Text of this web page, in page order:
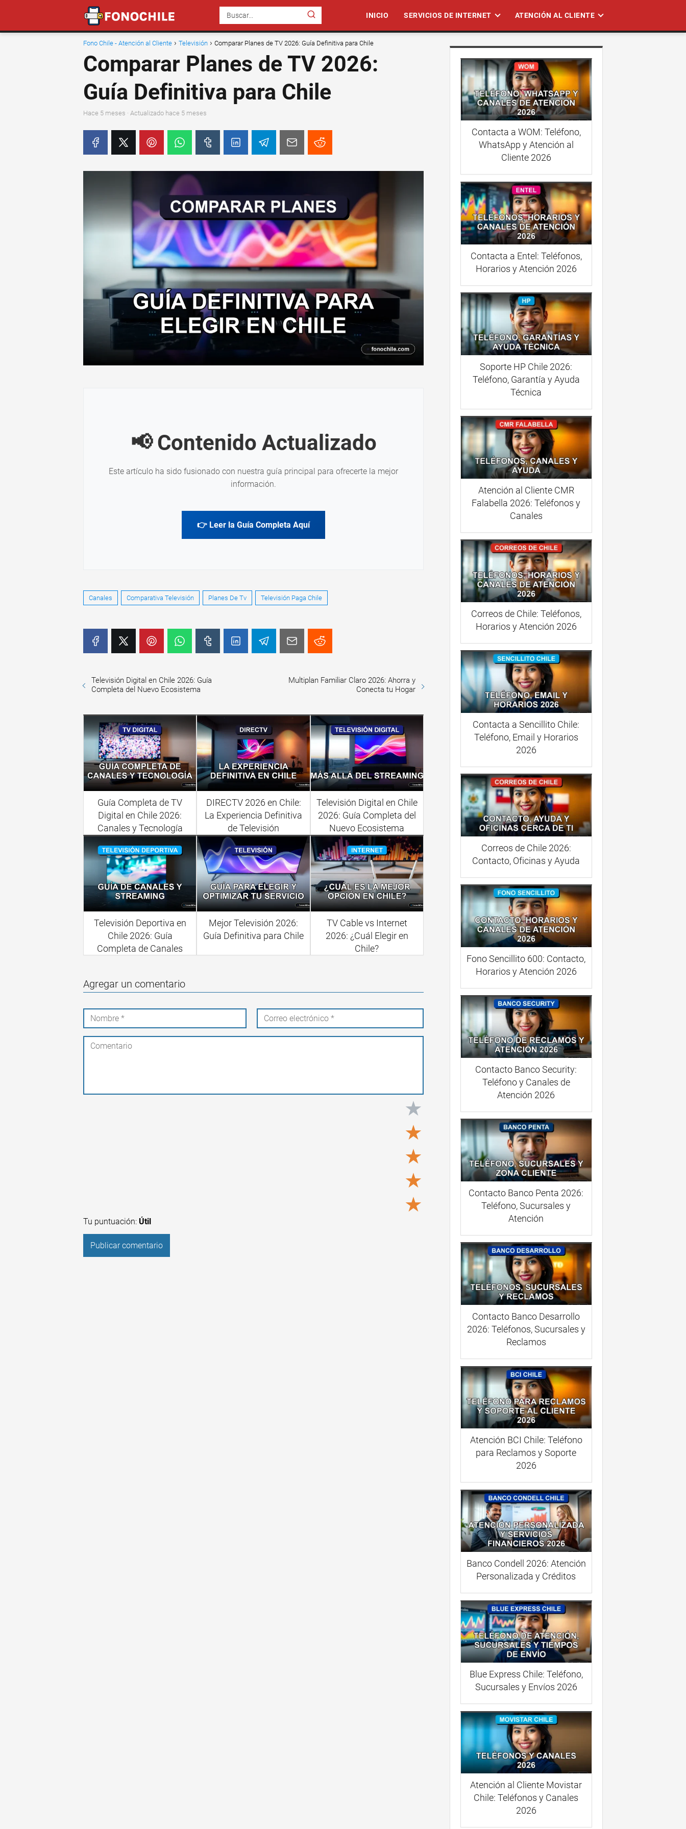
INICIO SERVICIOS DE INTERNET ATENCIÓN AL CLIENTE
Fono Chile - Atención al Cliente Televisión Comparar Planes de TV 2026: Guía Definitiva para Chile
Comparar Planes de TV 2026:
Guía Definitiva para Chile
hace 5 meses · Actualizado hace 5 meses
📢 Contenido Actualizado
Este artículo ha sido fusionado con nuestra guía principal para ofrecerte la mejor
información.
👉 Leer la Guía Completa Aquí
Canales Comparativa Televisión Planes De Tv Televisión Paga Chile
Televisión Digital en Chile 2026: Guía
Completa del Nuevo Ecosistema
Multiplan Familiar Claro 2026: Ahorra y
Conecta tu Hogar
Guía Completa de TV
Digital en Chile 2026:
Canales y Tecnología
DIRECTV 2026 en Chile:
La Experiencia Definitiva
de Televisión
Televisión Digital en Chile
2026: Guía Completa del
Nuevo Ecosistema
Televisión Deportiva en
Chile 2026: Guía
Completa de Canales
Mejor Televisión 2026:
Guía Definitiva para Chile
TV Cable vs Internet
2026: ¿Cuál Elegir en
Chile?
Agregar un comentario
★
★
★
★
★
Tu puntuación: Útil
Contacta a WOM: Teléfono,
WhatsApp y Atención al
Cliente 2026
Contacta a Entel: Teléfonos,
Horarios y Atención 2026
Soporte HP Chile 2026:
Teléfono, Garantía y Ayuda
Técnica
Atención al Cliente CMR
Falabella 2026: Teléfonos y
Canales
Correos de Chile: Teléfonos,
Horarios y Atención 2026
Contacta a Sencillito Chile:
Teléfono, Email y Horarios
2026
Correos de Chile 2026:
Contacto, Oficinas y Ayuda
Fono Sencillito 600: Contacto,
Horarios y Atención 2026
Contacto Banco Security:
Teléfono y Canales de
Atención 2026
Contacto Banco Penta 2026:
Teléfono, Sucursales y
Atención
Contacto Banco Desarrollo
2026: Teléfonos, Sucursales y
Reclamos
Atención BCI Chile: Teléfono
para Reclamos y Soporte
2026
Banco Condell 2026: Atención
Personalizada y Créditos
Blue Express Chile: Teléfono,
Sucursales y Envíos 2026
Atención al Cliente Movistar
Chile: Teléfonos y Canales
2026